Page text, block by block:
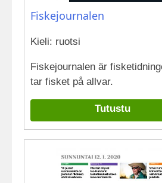
Fiskejournalen
Kieli: ruotsi
Fiskejournalen är
tar fisket på allvar.
Tutustu